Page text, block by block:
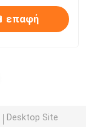
επαφή
Desktop Site